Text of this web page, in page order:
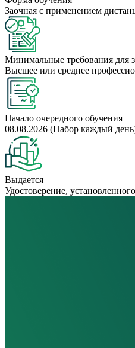
Заочная с применением
Минимальные требования для
Высшее или среднее
Начало очередного обучения
08.08.2026 (Набор каждый
Выдается
Удостоверение,